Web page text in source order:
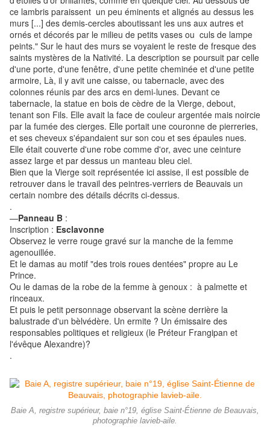
ce lambris paraissent un peu éminents et alignés au dessus les
murs [...] des demis-cercles aboutissant les uns aux autres et
ornés et décorés par le milieu de petits vases ou culs de lampe
peints." Sur le haut des murs se voyaient le reste de fresque des
saints mystères de la Nativité. La description se poursuit par celle
d'une porte, d'une fenêtre, d'une petite cheminée et d'une petite
armoire, Là, il y avit une caisse, ou tabernacle, avec des
colonnes réunis par des arcs en demi-lunes. Devant ce
tabernacle, la statue en bois de cèdre de la Vierge, debout,
tenant son Fils. Elle avait la face de couleur argentée mais noircie
par la fumée des cierges. Elle portait une couronne de pierreries,
et ses cheveux s'épandaient sur son cou et ses épaules nues.
Elle était couverte d'une robe comme d'or, avec une ceinture
assez large et par dessus un manteau bleu ciel.
Bien que la Vierge soit représentée ici assise, il est possible de
retrouver dans le travail des peintres-verriers de Beauvais un
certain nombre des détails décrits ci-dessus.
.
—Panneau B :
Inscription : Esclavonne
Observez le verre rouge gravé sur la manche de la femme
agenouillée.
Et le damas au motif "des trois roues dentées" propre au Le
Prince.
Ou le damas de la robe de la femme à genoux : à palmette et
rinceaux.
Et puis le petit personnage observant la scène derrière la
balustrade d'un bèlvédère. Un ermite ? Un émissaire des
responsables politiques et religieux (le Préteur Frangipan et
l'évêque Alexandre)?
.
Baie A, registre supérieur, baie n°19, église Saint-Étienne de Beauvais,
photographie lavieb-aile.